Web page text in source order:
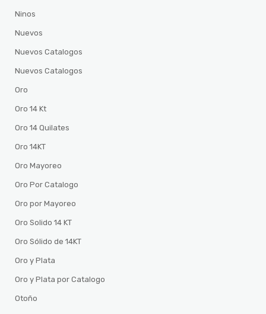
Ninos
Nuevos
Nuevos Catalogos
Nuevos Catalogos
Oro
Oro 14 Kt
Oro 14 Quilates
Oro 14KT
Oro Mayoreo
Oro Por Catalogo
Oro por Mayoreo
Oro Solido 14 KT
Oro Sólido de 14KT
Oro y Plata
Oro y Plata por Catalogo
Otoño